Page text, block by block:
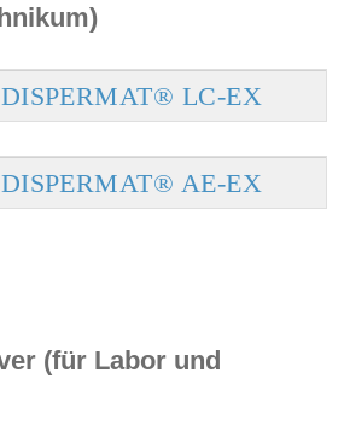
LC-EX
AE-EX
(für Labor und